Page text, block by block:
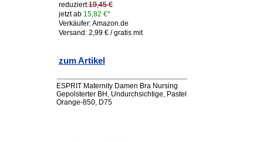
reduziert:19,45 €
jetzt ab 15,82 €*
Verkäufer: Amazon.de
Versand: 2,99 € / gratis mit
zum Artikel
ESPRIT Maternity Damen Bra Nursing
Gepolsterter BH, Undurchsichtige, Pastel
Orange-850, D75